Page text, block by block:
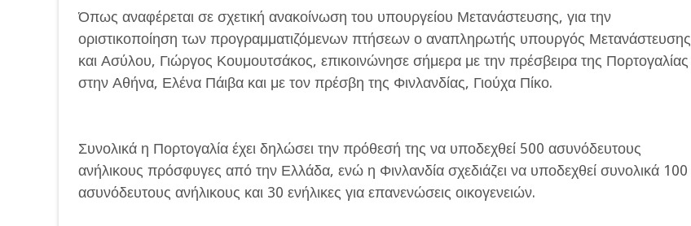
Όπως αναφέρεται σε σχετική ανακοίνωση του υπουργείου Μετανάστευσης, για την
οριστικοποίηση των προγραμματιζόμενων πτήσεων ο αναπληρωτής υπουργός Μετανάστευσης
και Ασύλου, Γιώργος Κουμουτσάκος, επικοινώνησε σήμερα με την πρέσβειρα της Πορτογαλίας
στην Αθήνα, Ελένα Πάιβα και με τον πρέσβη της Φινλανδίας, Γιούχα Πίκο.
Συνολικά η Πορτογαλία έχει δηλώσει την πρόθεσή της να υποδεχθεί 500 ασυνόδευτους
ανήλικους πρόσφυγες από την Ελλάδα, ενώ η Φινλανδία σχεδιάζει να υποδεχθεί συνολικά 100
ασυνόδευτους ανήλικους και 30 ενήλικες για επανενώσεις οικογενειών.